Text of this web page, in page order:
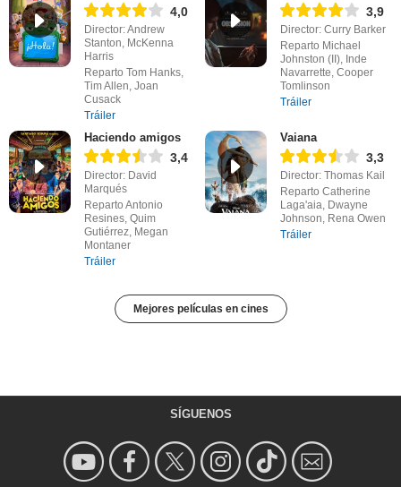
4,0
Director: Andrew
Stanton, McKenna
Harris
Reparto Tom Hanks,
Tim Allen, Joan
Cusack
Tráiler
3,9
Director: Curry Barker
Reparto Michael
Johnston (II), Inde
Navarrette, Cooper
Tomlinson
Tráiler
Haciendo amigos
3,4
Director: David
Marqués
Reparto Antonio
Resines, Quim
Gutiérrez, Megan
Montaner
Tráiler
Vaiana
3,3
Director: Thomas Kail
Reparto Catherine
Laga'aia, Dwayne
Johnson, Rena Owen
Tráiler
Mejores películas en cines
SÍGUENOS